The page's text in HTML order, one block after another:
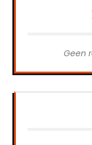
Geen